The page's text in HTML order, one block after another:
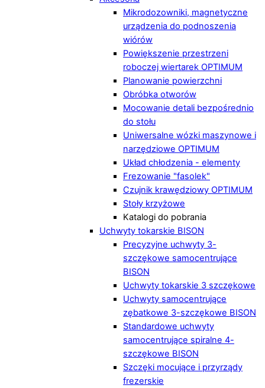
Mikrodozowniki, magnetyczne
urządzenia do podnoszenia
wiórów
Powiększenie przestrzeni
roboczej wiertarek OPTIMUM
Planowanie powierzchni
Obróbka otworów
Mocowanie detali bezpośrednio
do stołu
Uniwersalne wózki maszynowe i
narzędziowe OPTIMUM
Układ chłodzenia - elementy
Frezowanie "fasolek"
Czujnik krawędziowy OPTIMUM
Stoły krzyżowe
Katalogi do pobrania
Uchwyty tokarskie BISON
Precyzyjne uchwyty 3-
szczękowe samocentrujące
BISON
Uchwyty tokarskie 3 szczękowe
Uchwyty samocentrujące
zębatkowe 3-szczękowe BISON
Standardowe uchwyty
samocentrujące spiralne 4-
szczękowe BISON
Szczęki mocujące i przyrządy
frezerskie